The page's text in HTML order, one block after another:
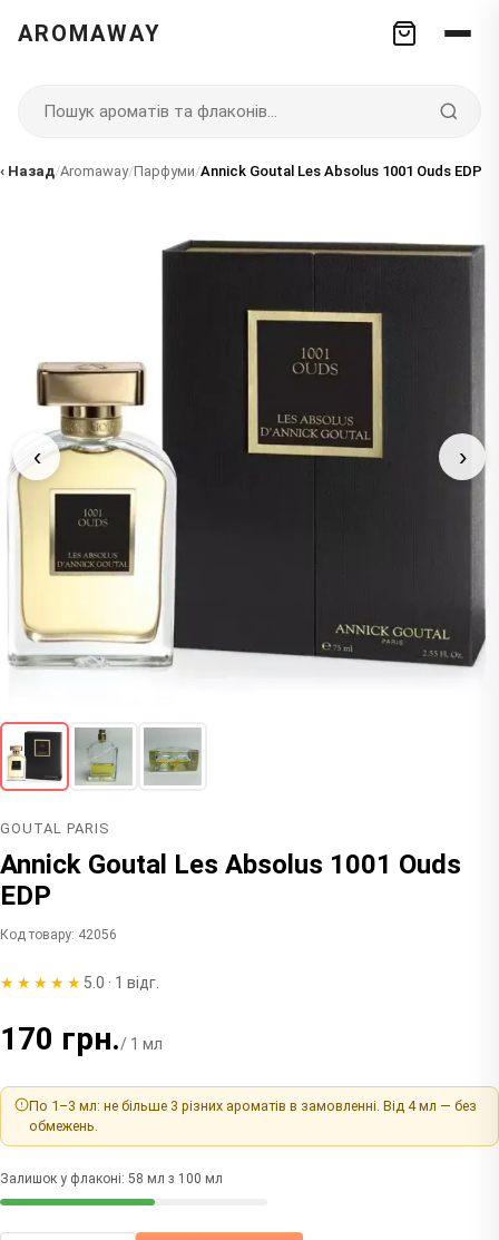
AROMAWAY
‹ Назад/Aromaway/Парфуми/Annick Goutal Les Absolus 1001 Ouds EDP
‹ ›
GOUTAL PARIS
Annick Goutal Les Absolus 1001 Ouds
EDP
Код товару: 42056
★★★★★ 5.0 · 1 відг.
170 грн./ 1 мл
По 1–3 мл: не більше 3 різних ароматів в замовленні. Від 4 мл — без
обмежень.
Залишок у флаконі: 58 мл з 100 мл